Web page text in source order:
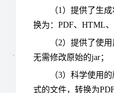
（1）提供了生
换为：PDF、HTML
（2）提供了使
无需修改原始的jar；
（3）科学使用
式的文件，转换为